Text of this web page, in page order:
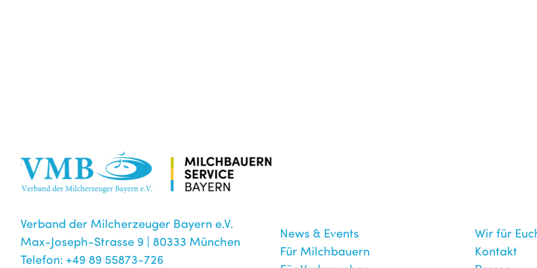
Verband der Milcherzeuger Bayern e.V.
Max-Joseph-Strasse 9 | 80333 München
Telefon: +49 89 55873-726
News & Events
Für Milchbauern
Wir für
Kontakt